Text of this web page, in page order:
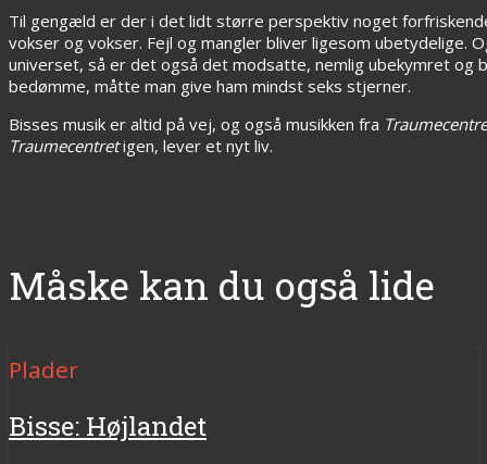
Til gengæld er der i det lidt større perspektiv noget
vokser og vokser. Fejl og mangler bliver ligesom ubetydelige.
universet, så er det også det modsatte, nemlig ubekymret og
bedømme, måtte man give ham mindst seks stjerner.
Bisses musik er altid på vej, og også musikken fra
Traumecentretigen, lever et nyt liv.
Måske kan du også lide
Plader
Bisse: Højlandet